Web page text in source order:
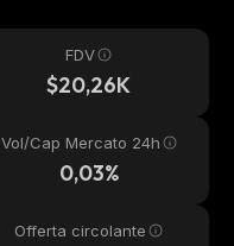
FDV
$20,26K
Vol/Cap Mercato 24h
0,03%
Offerta circolante